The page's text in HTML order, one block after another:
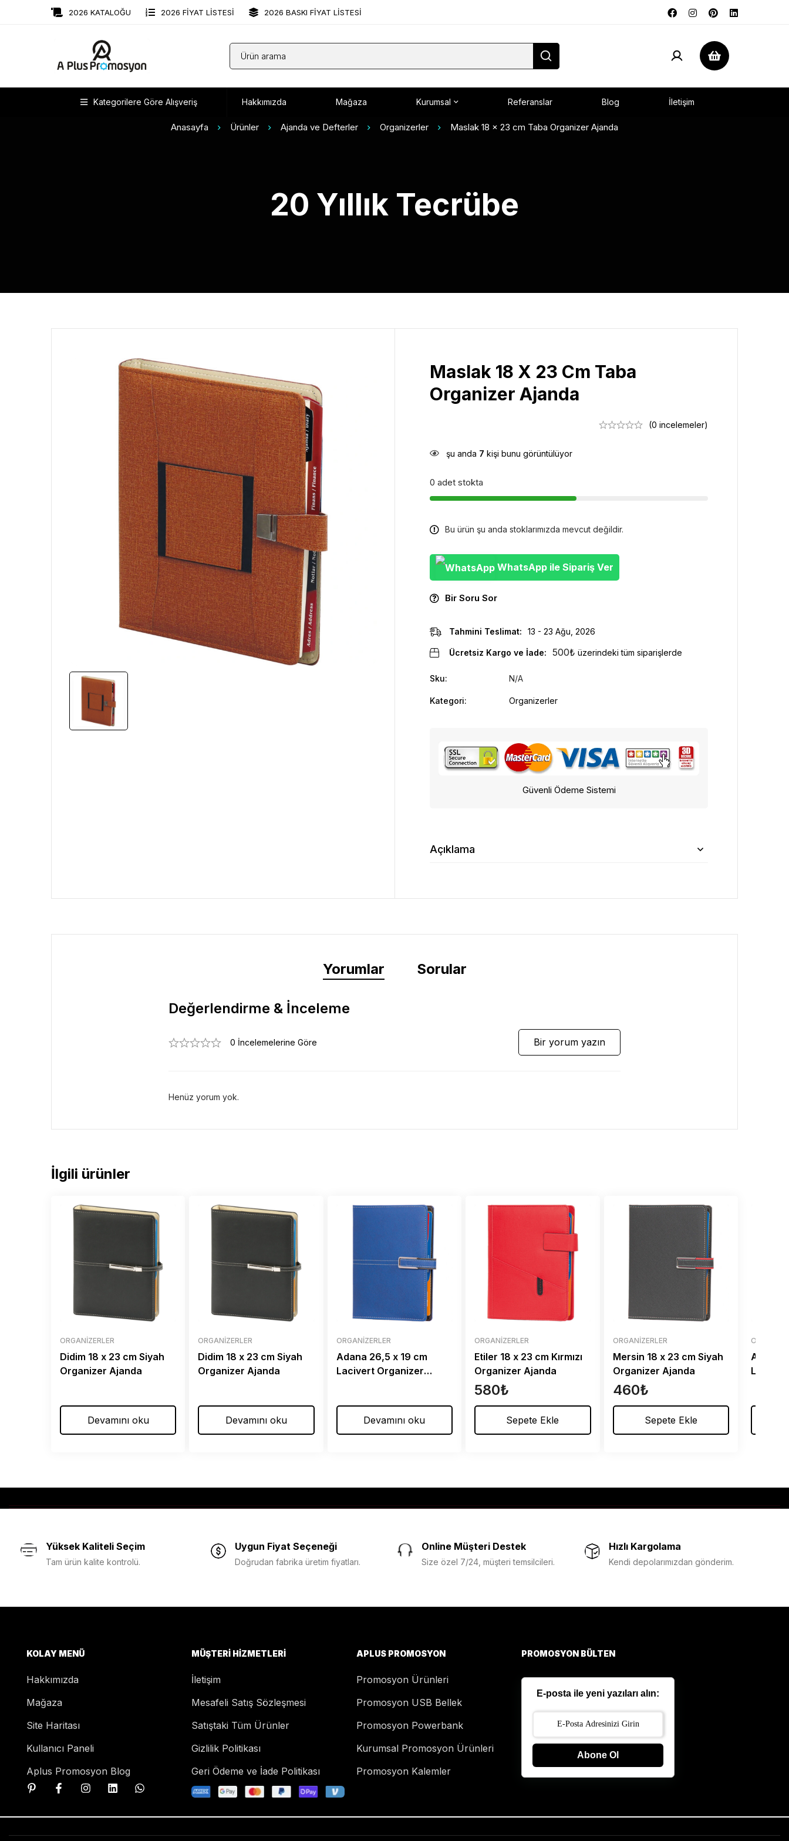
2026 KATALOĞU 2026 FİYAT LİSTESİ 2026 BASKI FİYAT LİSTESİ
Kategorilere Göre Alışveriş Hakkımızda Mağaza Kurumsal Referanslar Blog İletişim
Anasayfa Ürünler Ajanda ve Defterler Organizerler Maslak 18 x 23 cm Taba Organizer Ajanda
20 Yıllık Tecrübe
Maslak 18 X 23 Cm Taba
Organizer Ajanda
(0 incelemeler)
şu anda 7 kişi bunu görüntülüyor
0 adet stokta
Bu ürün şu anda stoklarımızda mevcut değildir.
WhatsApp ile Sipariş Ver
Bir Soru Sor
Tahmini Teslimat: 13 - 23 Ağu, 2026
Ücretsiz Kargo ve İade: 500₺ üzerindeki tüm siparişlerde
Sku: N/A
Kategori: Organizerler
Güvenli Ödeme Sistemi
Açıklama
Yorumlar Sorular
Değerlendirme & İnceleme
0 İncelemelerine Göre Bir yorum yazın
Henüz yorum yok.
İlgili ürünler
ORGANIZERLER
Didim 18 x 23 cm Siyah
Organizer Ajanda
Devamını oku
ORGANIZERLER
Didim 18 x 23 cm Siyah
Organizer Ajanda
Devamını oku
ORGANIZERLER
Adana 26,5 x 19 cm
Lacivert Organizer
Devamını oku
ORGANIZERLER
Etiler 18 x 23 cm Kırmızı
Organizer Ajanda
580₺
Sepete Ekle
ORGANIZERLER
Mersin 18 x 23 cm Siyah
Organizer Ajanda
460₺
Sepete Ekle
Adana
Yüksek Kaliteli Seçim
Tam ürün kalite kontrolü.
Uygun Fiyat Seçeneği
Doğrudan fabrika üretim fiyatları.
Online Müşteri Destek
Size özel 7/24, müşteri temsilcileri.
Hızlı Kargolama
Kendi depolarımızdan gönderim.
KOLAY MENÜ
Hakkımızda
Mağaza
Site Haritası
Kullanıcı Paneli
Aplus Promosyon Blog
MÜŞTERI HIZMETLERI
İletişim
Mesafeli Satış Sözleşmesi
Satıştaki Tüm Ürünler
Gizlilik Politikası
Geri Ödeme ve İade Politikası
APLUS PROMOSYON
Promosyon Ürünleri
Promosyon USB Bellek
Promosyon Powerbank
Kurumsal Promosyon Ürünleri
Promosyon Kalemler
PROMOSYON BÜLTEN
E-posta ile yeni yazıları alın:
Abone Ol